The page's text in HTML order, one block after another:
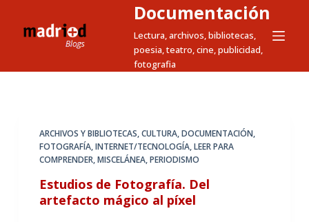
t
Documentación
Lectura, archivos, bibliotecas,
poesia, teatro, cine, publicidad,
fotografia
ARCHIVOS Y BIBLIOTECAS,CULTURA,DOCUMENTACIÓN,
FOTOGRAFÍA,INTERNET/TECNOLOGÍA,LEER PARA
COMPRENDER,MISCELÁNEA,PERIODISMO
Estudios de Fotografía. Del
artefacto mágico al píxel